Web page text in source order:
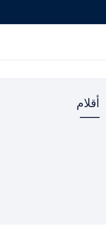
أقلام